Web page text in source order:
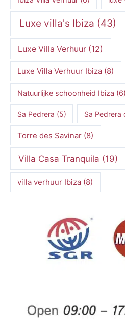
Luxe villa's Ibiza (43)
Luxe Villa Verhuur (12)
Luxe Villa Verhuur Ibiza (8)
Natuurlijke schoonheid Ibiza (6)
Sa Pedrera (5) Sa Pedrera
Torre des Savinar (8)
Villa Casa Tranquila (19)
villa verhuur Ibiza (8)